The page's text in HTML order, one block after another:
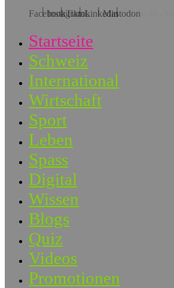
Hol dir die App!
Startseite
Schweiz
International
Wirtschaft
Sport
Leben
Spass
Digital
Wissen
Blogs
Quiz
Videos
Promotionen